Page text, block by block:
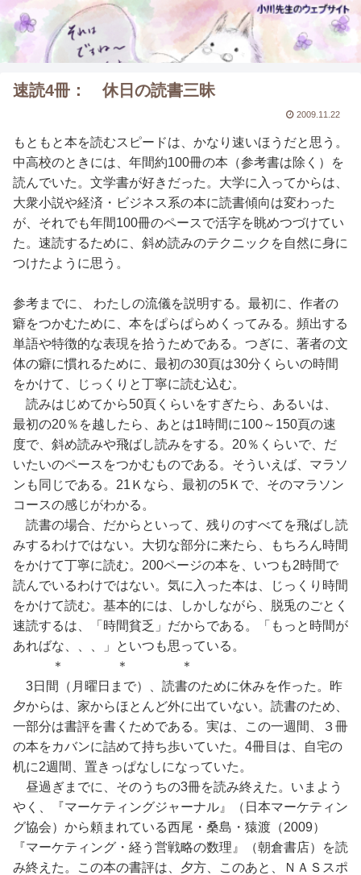
速読4冊： 休日の読書三昧
2009.11.22
もともと本を読むスピードは、かなり速いほうだと思う。
中高校のときには、年間約100冊の本（参考書は除く）を
読んでいた。文学書が好きだった。大学に入ってからは、
大衆小説や経済・ビジネス系の本に読書傾向は変わった
が、それでも年間100冊のペースで活字を眺めつづけてい
た。速読するために、斜め読みのテクニックを自然に身に
つけたように思う。
参考までに、 わたしの流儀を説明する。最初に、作者の
癖をつかむために、本をぱらぱらめくってみる。頻出する
単語や特徴的な表現を拾うためである。つぎに、著者の文
体の癖に慣れるために、最初の30頁は30分くらいの時間
をかけて、じっくりと丁寧に読む込む。
読みはじめてから50頁くらいをすぎたら、あるいは、
最初の20％を越したら、あとは1時間に100～150頁の速
度で、斜め読みや飛ばし読みをする。20％くらいで、だ
いたいのペースをつかむものである。そういえば、マラソ
ンも同じである。21Ｋなら、最初の5Ｋで、そのマラソン
コースの感じがわかる。
読書の場合、だからといって、残りのすべてを飛ばし読
みするわけではない。大切な部分に来たら、もちろん時間
をかけて丁寧に読む。200ページの本を、いつも2時間で
読んでいるわけではない。気に入った本は、じっくり時間
をかけて読む。基本的には、しかしながら、脱兎のごとく
速読するは、「時間貧乏」だからである。「もっと時間が
あればな、、、」といつも思っている。
＊ ＊ ＊
3日間（月曜日まで）、読書のために休みを作った。昨
夕からは、家からほとんど外に出ていない。読書のため、
一部分は書評を書くためである。実は、この一週間、３冊
の本をカバンに詰めて持ち歩いていた。4冊目は、自宅の
机に2週間、置きっぱなしになっていた。
昼過ぎまでに、そのうちの3冊を読み終えた。いまよう
やく、『マーケティングジャーナル』（日本マーケティン
グ協会）から頼まれている西尾・桑島・猿渡（2009）
『マーケティング・経う営戦略の数理』（朝倉書店）を読
み終えた。この本の書評は、夕方、このあと、ＮＡＳスポ